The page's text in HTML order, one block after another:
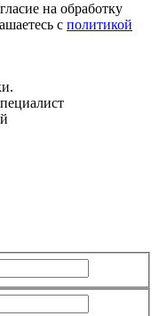
на обработку
с политикой